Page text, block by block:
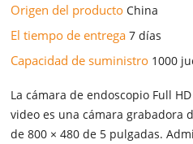
Origen del productoChina
El tiempo de entrega7 días
Capacidad de suministro 1000
La cámara de endoscopio Full
video es una cámara grabadora
de 800 × 480 de 5 pulgadas.